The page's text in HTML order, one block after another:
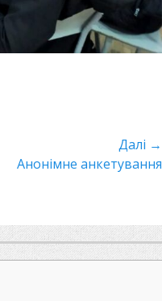
Далі →
Анонімне анкетування